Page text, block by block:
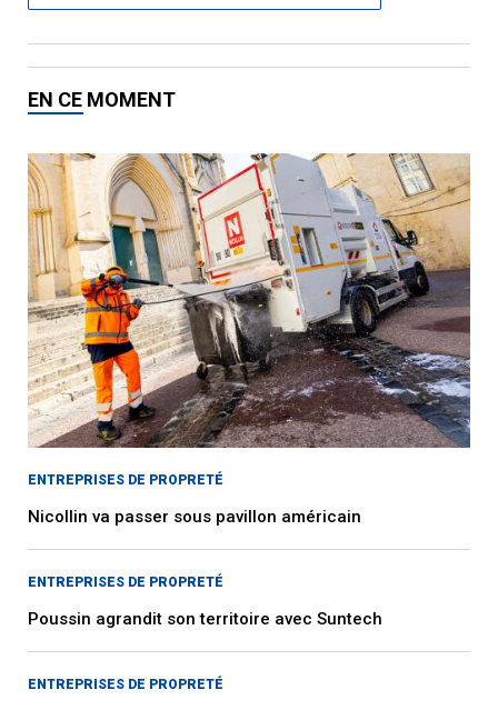
EN CE MOMENT
ENTREPRISES DE PROPRETÉ
Nicollin va passer sous pavillon américain
ENTREPRISES DE PROPRETÉ
Poussin agrandit son territoire avec Suntech
ENTREPRISES DE PROPRETÉ